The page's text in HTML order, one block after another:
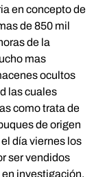
en concepto de
de 850 mil
de la
mas
ocultos
las cuales
como trata de
de origen
día viernes los
ser vendidos
investigación,